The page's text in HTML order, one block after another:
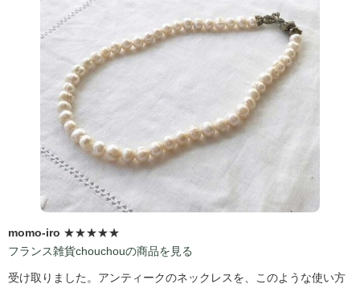
momo-iro ★★★★★
フランス雑貨chouchouの商品を見る
受け取りました。アンティークのネックレスを、このような使い方